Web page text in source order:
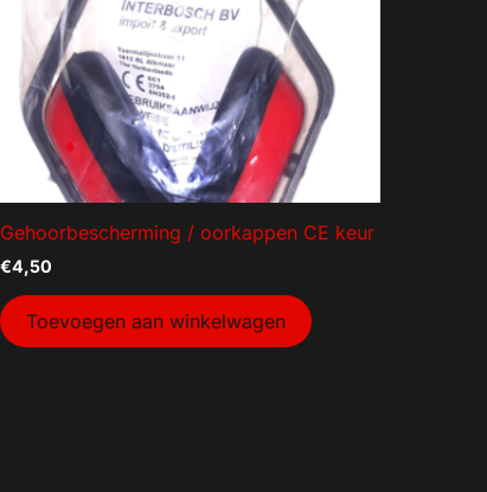
Mancave decoratie
Modelauto's
Aanhanger onderdelen
Afzetmateriaal
Automotive
Bakken
Bakken gebruikt
Elektra
Gehoorbescherming / oorkappen CE keur
€4,50
Toevoegen aan winkelwagen